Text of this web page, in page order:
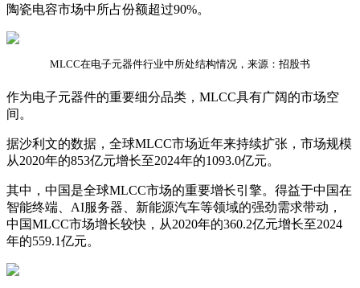
陶瓷电容市场中所占份额超过90%。
MLCC在电子元器件行业中所处结构情况，来源：招股书
作为电子元器件的重要细分品类，MLCC具有广阔的市场空
间。
据沙利文的数据，全球MLCC市场近年来持续扩张，市场规模
从2020年的853亿元增长至2024年的1093.0亿元。
其中，中国是全球MLCC市场的重要增长引擎。得益于中国在
智能终端、AI服务器、新能源汽车等领域的强劲需求带动，
中国MLCC市场增长较快，从2020年的360.2亿元增长至2024
年的559.1亿元。